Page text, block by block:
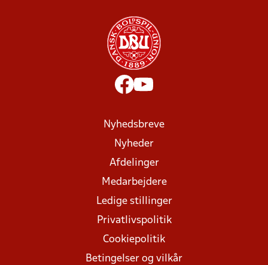
Nyhedsbreve
Nyheder
Afdelinger
Medarbejdere
Ledige stillinger
Privatlivspolitik
Cookiepolitik
Betingelser og vilkår